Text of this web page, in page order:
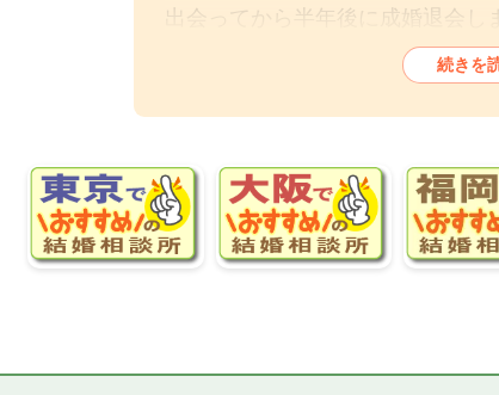
出会ってから半年後に成婚退会し
値段も大手相談所よりずいぶん安
２重に支払うことの無いようにし
続きを